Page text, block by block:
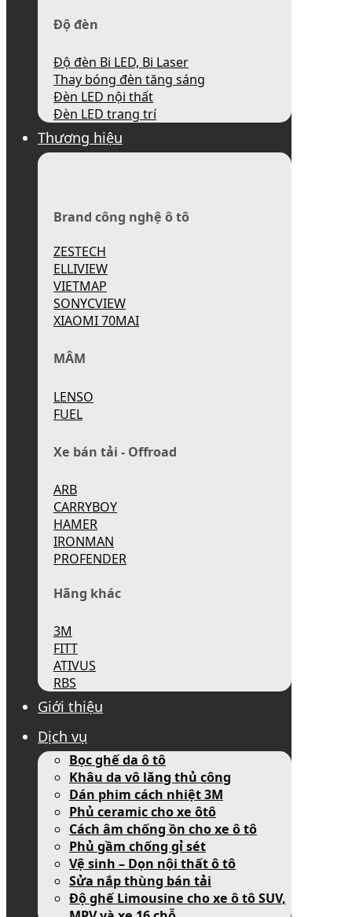
Độ đèn
Độ đèn Bi LED, Bi Laser
Thay bóng đèn tăng sáng
Đèn LED nội thất
Đèn LED trang trí
Thương hiệu
Brand công nghệ ô tô
ZESTECH
ELLIVIEW
VIETMAP
SONYCVIEW
XIAOMI 70MAI
MÂM
LENSO
FUEL
Xe bán tải - Offroad
ARB
CARRYBOY
HAMER
IRONMAN
PROFENDER
Hãng khác
3M
FITT
ATIVUS
RBS
Giới thiệu
Dịch vụ
Bọc ghế da ô tô
Khâu da vô lăng thủ công
Dán phim cách nhiệt 3M
Phủ ceramic cho xe ôtô
Cách âm chống ồn cho xe ô tô
Phủ gầm chống gỉ sét
Vệ sinh – Dọn nội thất ô tô
Sửa nắp thùng bán tải
Độ ghế Limousine cho xe ô tô SUV,